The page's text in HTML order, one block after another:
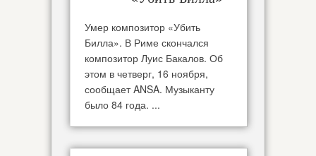
Умер композитор «Убить
Билла». В Риме скончался
композитор Луис Бакалов. Об
этом в четверг, 16 ноября,
сообщает ANSA. Музыканту
было 84 года. ...